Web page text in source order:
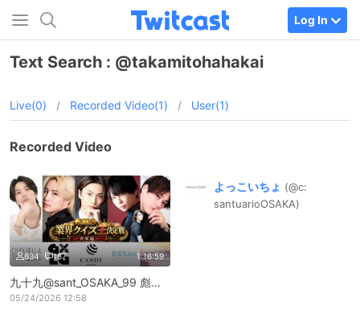
Log In
Text Search : @takamitohahakai
Live(0) / Recorded Video(1) / User(1)
Recorded Video
1:16:59
634 187
九十九@sant_OSAKA_99 彪真@santuario_hyou 一二三@candyhihumi あおい@aoi_daihyo 蛍@ke1_ct2 タクマ@takamitohahakai
05/24/2026 12:58
よっこいちょ (@c:
santuarioOSAKA)